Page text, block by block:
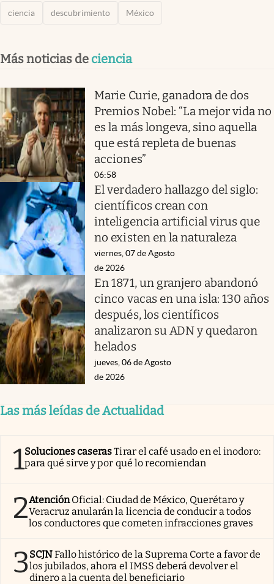
ciencia descubrimiento México
Más noticias de ciencia
Marie Curie, ganadora de dos
Premios Nobel: “La mejor vida no
es la más longeva, sino aquella
que está repleta de buenas
acciones”
06:58
El verdadero hallazgo del siglo:
científicos crean con
inteligencia artificial virus que
no existen en la naturaleza
viernes, 07 de Agosto
de 2026
En 1871, un granjero abandonó
cinco vacas en una isla: 130 años
después, los científicos
analizaron su ADN y quedaron
helados
jueves, 06 de Agosto
de 2026
Las más leídas de Actualidad
1Soluciones caserasTirar el café usado en el inodoro:
para qué sirve y por qué lo recomiendan
2AtenciónOficial: Ciudad de México, Querétaro y
Veracruz anularán la licencia de conducir a todos
los conductores que cometen infracciones graves
3SCJNFallo histórico de la Suprema Corte a favor de
los jubilados, ahora el IMSS deberá devolver el
dinero a la cuenta del beneficiario